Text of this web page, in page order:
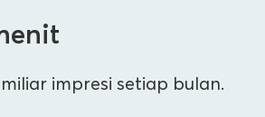
impresi setiap bulan.